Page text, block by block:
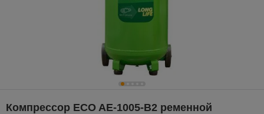
Компрессор ECO AE-1005-B2 ременной